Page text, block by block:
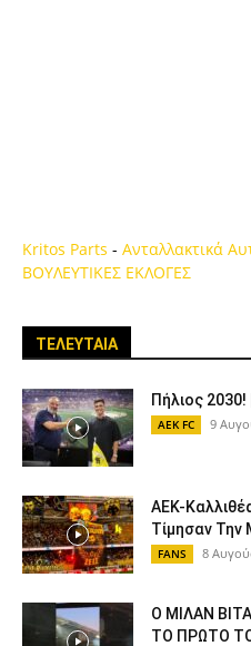
Kritos Parts - Ανταλλακτικά
ΒΟΥΛΕΥΤΙΚΕΣ ΕΚΛΟΓΕΣ
ΤΕΛΕΥΤΑΙΑ
Πήλιος 2030!
AEK FC 9
ΑΕΚ-
Τίμησαν Την
FANS 8
Ο ΜΙΛΑΝ
ΤΟ ΠΡΩΤΟ